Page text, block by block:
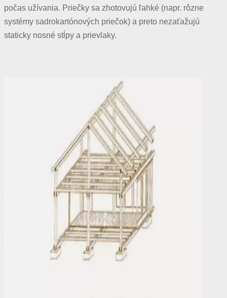
počas užívania. Priečky sa zhotovujú ľahké (napr. rôzne
systémy sadrokartónových priečok) a preto nezaťažujú
staticky nosné stĺpy a prievlaky.